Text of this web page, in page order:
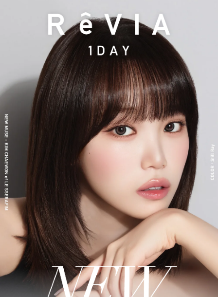
し、イメージを一新しました。
新シリーズとして、CLEAR 2week（クリアツーウィーク）／CLE
AR TORIC（クリアトーリック）も誕生し、さらに充実したライ
裸眼風のナチュラルデザインから、さりげなく盛れるタイプ、普
段使いに最適なサークルレンズ、クリアコンタクトレンズまで、
豊富なバリエーションで多くの方々の瞳に寄り添い続けていま
す。